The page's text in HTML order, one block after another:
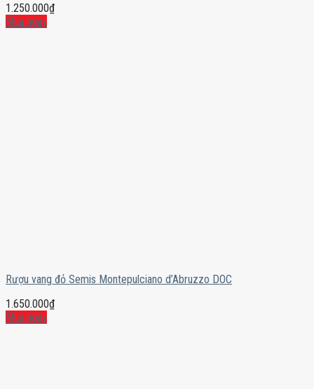
1.250.000₫
Mua ngay
Rượu vang đỏ Semis Montepulciano d’Abruzzo DOC
1.650.000₫
Mua ngay